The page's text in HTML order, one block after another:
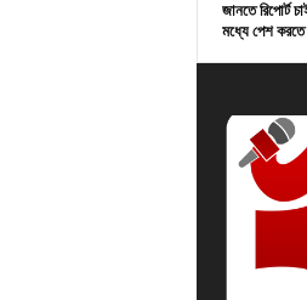
জানতে রিপোর্ট
মধ্যে পেশ করতে